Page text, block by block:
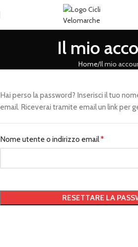
Il mio
Home Il mio
Hai perso la password? Inserisci il tuo
email. Riceverai tramite email un link per
Nome utente o indirizzo email*
RESETTARE LA